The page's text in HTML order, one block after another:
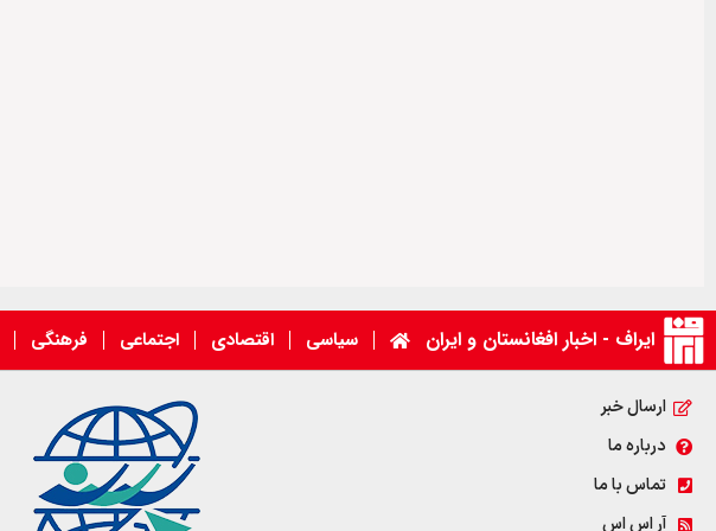
ایراف - اخبار افغانستان و ایران سیاسی اقتصادی اجتماعی فرهنگی
ارسال خبر
درباره ما
تماس با ما
آر اس اس